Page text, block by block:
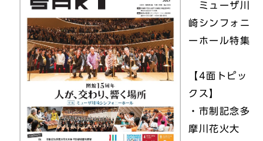
ミューザ川
崎シンフォニ
ーホール特集
【4面トピッ
クス】
・市制記念多
摩川花火大